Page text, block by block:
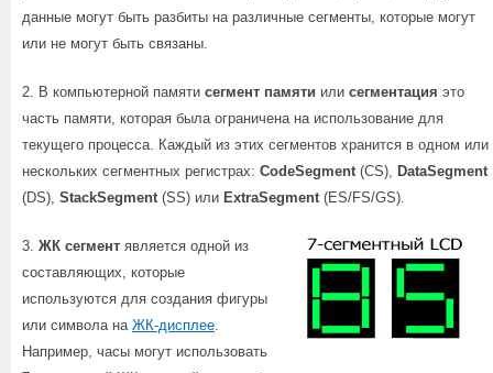
данные могут быть разбиты на различные сегменты, которые могут
или не могут быть связаны.
2. В компьютерной памяти сегмент памяти или сегментация это
часть памяти, которая была ограничена на использование для
текущего процесса. Каждый из этих сегментов хранится в одном или
нескольких сегментных регистрах: CodeSegment(CS), DataSegment
(DS), StackSegment(SS) или ExtraSegment(ES/FS/GS).
3. ЖК сегмент является одной из
составляющих, которые
используются для создания фигуры
или символа на ЖК-дисплее.
Например, часы могут использовать